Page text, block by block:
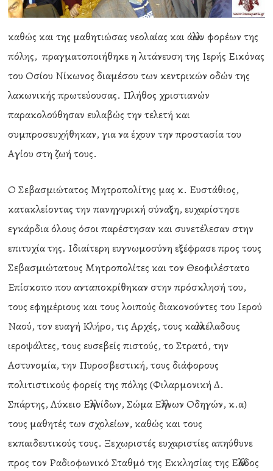
καθώς και της μαθητιώσας νεολαίας και άλλων φορέων της
πόλης, πραγματοποιήθηκε η λιτάνευση της Ιερής Εικόνας
του Οσίου Νίκωνος διαμέσου των κεντρικών οδών της
λακωνικής πρωτεύουσας. Πλήθος χριστιανών
παρακολούθησαν ευλαβώς την τελετή και
συμπροσευχήθηκαν, για να έχουν την προστασία του
Αγίου στη ζωή τους.
Ο Σεβασμιώτατος Μητροπολίτης μας κ. Ευστάθιος,
κατακλείοντας την πανηγυρική σύναξη, ευχαρίστησε
εγκάρδια όλους όσοι παρέστησαν και συνετέλεσαν στην
επιτυχία της. Ιδιαίτερη ευγνωμοσύνη εξέφρασε προς τους
Σεβασμιώτατους Μητροπολίτες και τον Θεοφιλέστατο
Επίσκοπο που ανταποκρίθηκαν στην πρόσκλησή του,
τους εφημέριους και τους λοιπούς διακονούντες του Ιερού
Ναού, τον ευαγή Κλήρο, τις Αρχές, τους καλλικέλαδους
ιεροψάλτες, τους ευσεβείς πιστούς, το Στρατό, την
Αστυνομία, την Πυροσβεστική, τους διάφορους
πολιτιστικούς φορείς της πόλης (Φιλαρμονική Δ.
Σπάρτης, Λύκειο Ελληνίδων, Σώμα Ελλήνων Οδηγών, κ.α)
τους μαθητές των σχολείων, καθώς και τους
εκπαιδευτικούς τους. Ξεχωριστές ευχαριστίες απηύθυνε
προς τον Ραδιοφωνικό Σταθμό της Εκκλησίας της Ελλάδος